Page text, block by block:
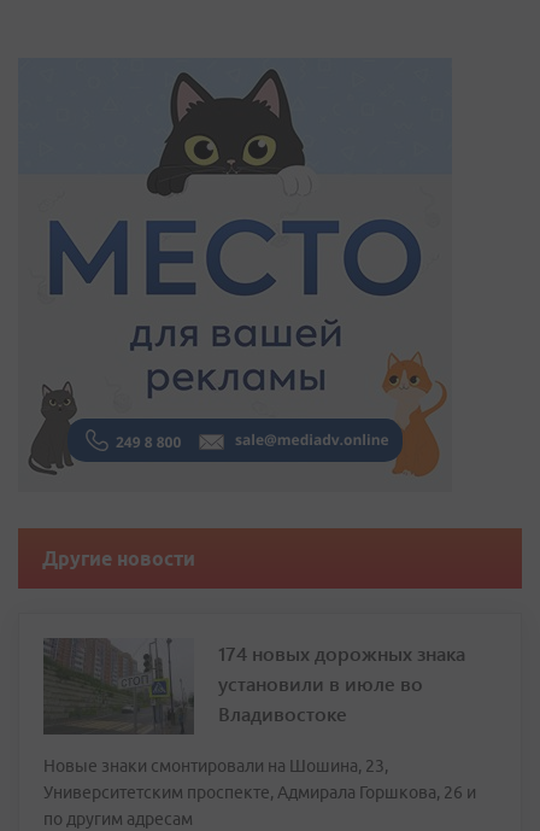
Другие новости
174 новых дорожных знака
установили в июле во
Владивостоке
Новые знаки смонтировали на Шошина, 23,
Университетским проспекте, Адмирала Горшкова, 26 и
по другим адресам